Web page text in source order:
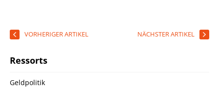
VORHERIGER ARTIKEL NÄCHSTER ARTIKEL
Ressorts
Geldpolitik